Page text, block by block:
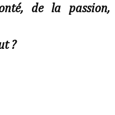
de la passion,
?